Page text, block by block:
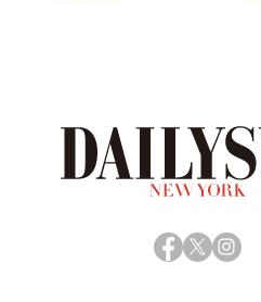
Facebook
X